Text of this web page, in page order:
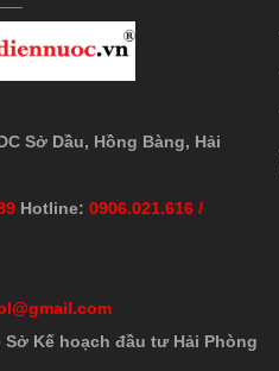
Sở Dầu, Hồng Bàng, Hải
Hotline: 0906.021.616 /
Sở Kế hoạch đầu tư Hải Phòng